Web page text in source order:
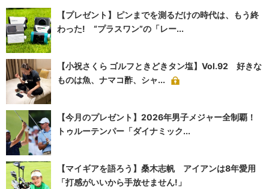
【プレゼント】ピンまでを測るだけの時代は、もう終
わった! “プラスワン”の「レー...
【小祝さくら ゴルフときどきタン塩】Vol.92 好きな
ものは魚、ナマコ酢、シャ...
【今月のプレゼント】2026年男子メジャー全制覇！
トゥルーテンパー「ダイナミック...
【マイギアを語ろう】桑木志帆 アイアンは8年愛用
「打感がいいから手放せません!」